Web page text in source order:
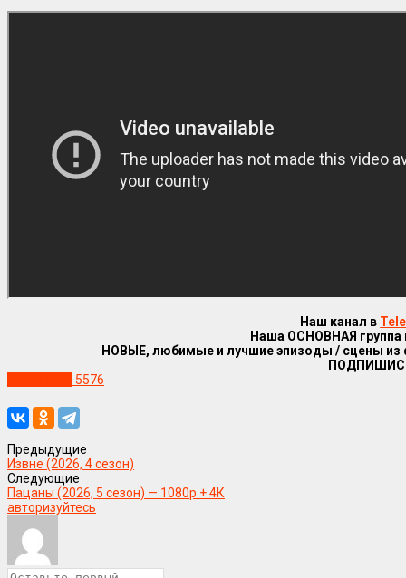
Наш канал в
Наша ОСНОВНАЯ группа
НОВЫЕ, любимые и лучшие эпизоды / сцены
5576
Предыдущие
Извне (2026, 4 сезон)
Следующие
Пацаны (2026, 5 сезон) — 1080р + 4К
авторизуйтесь